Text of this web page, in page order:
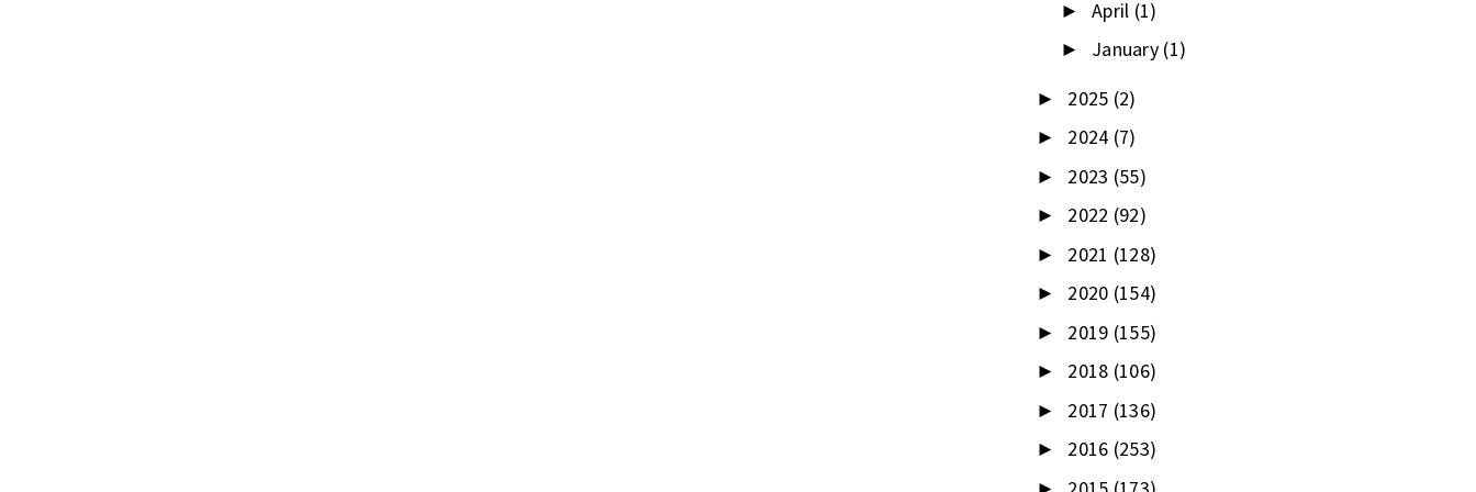
► April (1)
► January (1)
► 2025 (2)
► 2024 (7)
► 2023 (55)
► 2022 (92)
► 2021 (128)
► 2020 (154)
► 2019 (155)
► 2018 (106)
► 2017 (136)
► 2016 (253)